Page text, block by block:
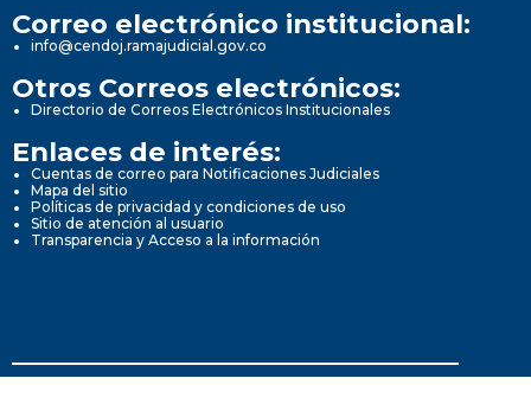
Correo electrónico institucional:
info@cendoj.ramajudicial.gov.co
Otros Correos electrónicos:
Directorio de Correos Electrónicos Institucionales
Enlaces de interés:
Cuentas de correo para Notificaciones Judiciales
Mapa del sitio
Políticas de privacidad y condiciones de uso
Sitio de atención al usuario
Transparencia y Acceso a la información